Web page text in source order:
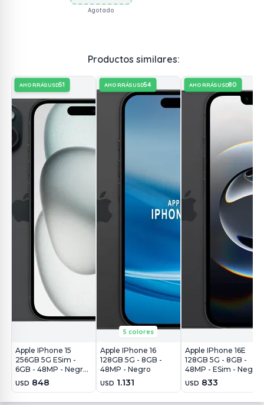
Agotado
Productos similares:
AHORRÁSUSD51
Apple IPhone 15
256GB 5G ESim -
6GB - 48MP - Negro
- REF
USD 848
AHORRÁSUSD54
5 colores
Apple IPhone 16
128GB 5G - 8GB -
48MP - Negro
USD 1.131
AHORRÁSUSD80
Apple IPhone 16E
128GB 5G - 8GB -
48MP - ESim - Negro
USD 833